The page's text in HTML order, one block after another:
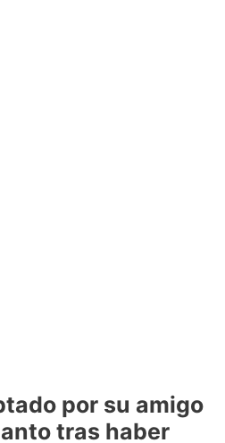
por su amigo
tras haber